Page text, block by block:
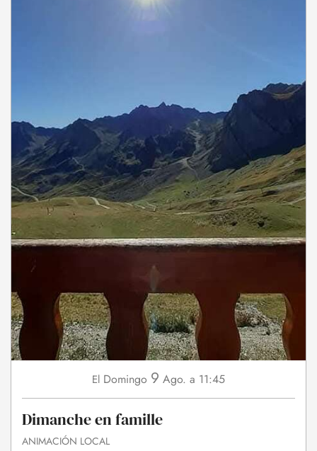
El Domingo 9 Ago. a 11:45
Dimanche en famille
ANIMACIÓN LOCAL